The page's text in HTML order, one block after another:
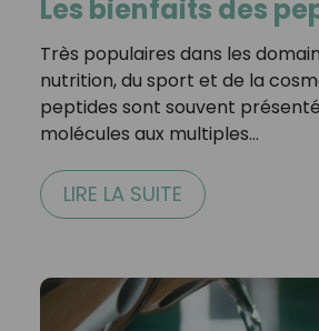
Les bienfaits des
Très populaires dans les
nutrition, du sport et de la
peptides sont souvent
molécules aux multiples…
LIRE LA SUITE